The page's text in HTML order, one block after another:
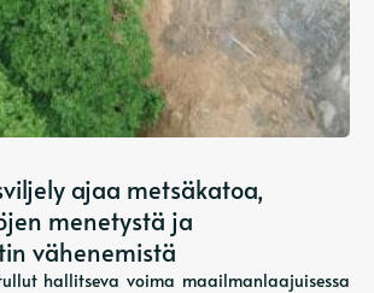
ajaa metsäkatoa,
menetystä ja
vähenemistä
hallitseva voima maailmanlaajuisessa